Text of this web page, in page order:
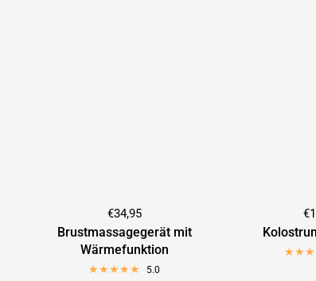
€34,95
Brustmassagegerät mit
Wärmefunktion
5.0